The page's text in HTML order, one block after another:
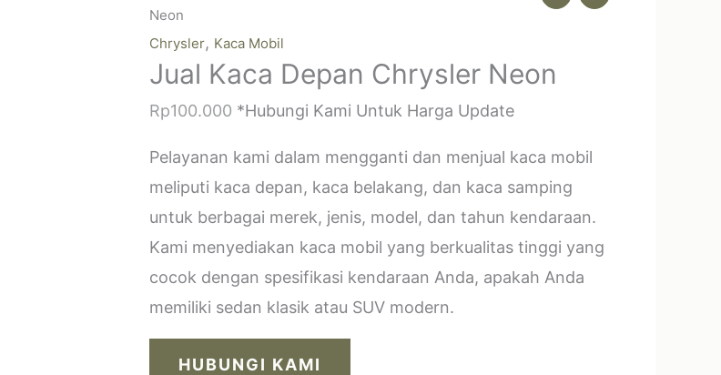
Neon
Chrysler, Kaca Mobil
Jual Kaca Depan Chrysler Neon
Rp100.000 *Hubungi Kami Untuk Harga Update
Pelayanan kami dalam mengganti dan menjual kaca mobil
meliputi kaca depan, kaca belakang, dan kaca samping
untuk berbagai merek, jenis, model, dan tahun kendaraan.
Kami menyediakan kaca mobil yang berkualitas tinggi yang
cocok dengan spesifikasi kendaraan Anda, apakah Anda
memiliki sedan klasik atau SUV modern.
HUBUNGI KAMI